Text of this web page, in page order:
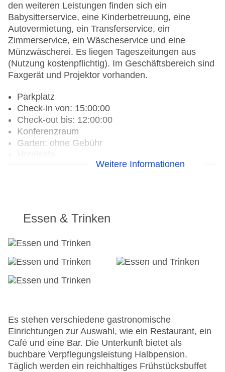
den weiteren Leistungen finden sich ein
Babysitterservice, eine Kinderbetreuung, eine
Autovermietung, ein Transferservice, ein
Zimmerservice, ein Wäscheservice und eine
Münzwäscherei. Es liegen Tageszeitungen aus
(Nutzung kostenpflichtig). Im Geschäftsbereich sind
Faxgerät und Projektor vorhanden.
Parkplatz
Check-in von: 15:00:00
Check-out bis: 12:00:00
Konferenzraum
Garten: ohne Gebühr
Hotelsafe
WLAN/WiFi im Hotel
Rezeption
Zimmerservice
Gesamtanzahl der Zimmer: 218
Pools:Kinderbecken, Outdoor Pool,
Zahlungsarten: American Express, Diners Club,
Weitere Informationen
Essen & Trinken
Es stehen verschiedene gastronomische
Einrichtungen zur Auswahl, wie ein Restaurant, ein
Café und eine Bar. Die Unterkunft bietet als
buchbare Verpflegungsleistung Halbpension.
Täglich werden ein reichhaltiges Frühstücksbuffet